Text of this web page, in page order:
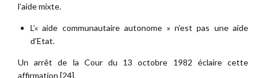
l’aide mixte.
L’« aide communautaire autonome » n’est pas une aide
d’Etat.
Un arrêt de la Cour du 13 octobre 1982 éclaire cette
affirmation [24].